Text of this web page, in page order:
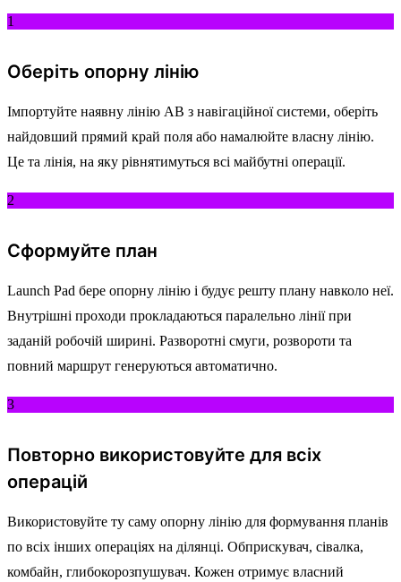
1
Оберіть опорну лінію
Імпортуйте наявну лінію AB з навігаційної системи, оберіть
найдовший прямий край поля або намалюйте власну лінію.
Це та лінія, на яку рівнятимуться всі майбутні операції.
2
Сформуйте план
Launch Pad бере опорну лінію і будує решту плану навколо неї.
Внутрішні проходи прокладаються паралельно лінії при
заданій робочій ширині. Разворотні смуги, розвороти та
повний маршрут генеруються автоматично.
3
Повторно використовуйте для всіх
операцій
Використовуйте ту саму опорну лінію для формування планів
по всіх інших операціях на ділянці. Обприскувач, сівалка,
комбайн, глибокорозпушувач. Кожен отримує власний